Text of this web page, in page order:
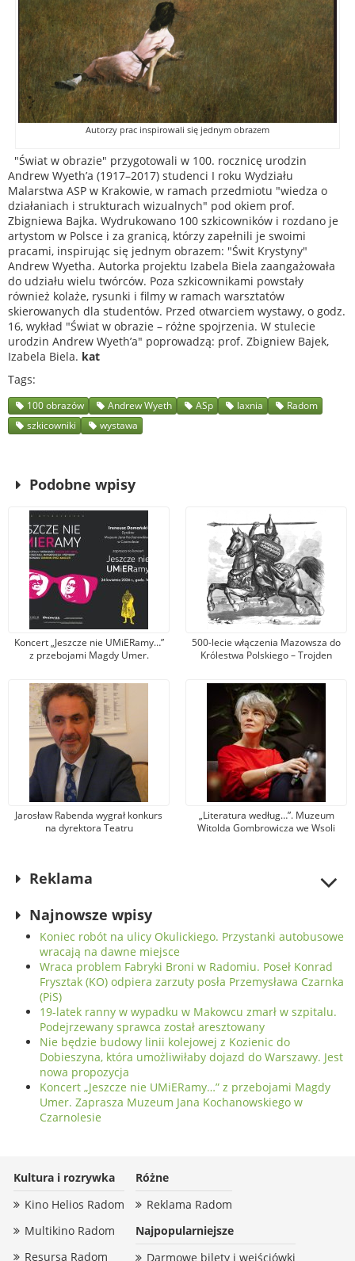
Autorzy prac inspirowali się jednym obrazem
"Świat w obrazie" przygotowali w 100. rocznicę urodzin
Andrew Wyeth’a (1917–2017) studenci I roku Wydziału
Malarstwa ASP w Krakowie, w ramach przedmiotu "wiedza o
działaniach i strukturach wizualnych" pod okiem prof.
Zbigniewa Bajka. Wydrukowano 100 szkicowników i rozdano je
artystom w Polsce i za granicą, którzy zapełnili je swoimi
pracami, inspirując się jednym obrazem: "Świt Krystyny"
Andrew Wyetha. Autorka projektu Izabela Biela zaangażowała
do udziału wielu twórców. Poza szkicownikami powstały
również kolaże, rysunki i filmy w ramach warsztatów
skierowanych dla studentów. Przed otwarciem wystawy, o godz.
16, wykład "Świat w obrazie – różne spojrzenia. W stulecie
urodzin Andrew Wyeth’a" poprowadzą: prof. Zbigniew Bajek,
Izabela Biela. kat
Tags
100 obrazów Andrew Wyeth ASp laxnia
Radom
szkicowniki
wystawa
Podobne wpisy
Koncert „Jeszcze nie UMiERamy…”
z przebojami Magdy Umer.
Kochanowskiego w Czarnolesie
500-lecie włączenia Mazowsza do
Królestwa Polskiego – Trojden
Jarosław Rabenda wygrał konkurs
na dyrektora Teatru
„Literatura według…”. Muzeum
Witolda Gombrowicza we Wsoli
Reklama
Najnowsze wpisy
Koniec robót na ulicy Okulickiego. Przystanki autobusowe
wracają na dawne miejsce
Wraca problem Fabryki Broni w Radomiu. Poseł Konrad
Frysztak (KO) odpiera zarzuty posła Przemysława Czarnka
(PiS)
19-latek ranny w wypadku w Makowcu zmarł w szpitalu.
Podejrzewany sprawca został aresztowany
Nie będzie budowy linii kolejowej z Kozienic do
Dobieszyna, która umożliwiłaby dojazd do Warszawy. Jest
nowa propozycja
Koncert „Jeszcze nie UMiERamy…” z przebojami Magdy
Umer. Zaprasza Muzeum Jana Kochanowskiego w
Czarnolesie
Kultura i rozrywka
Kino Helios Radom
Multikino Radom
Resursa Radom
Różne
Reklama Radom
Najpopularniejsze
Darmowe bilety i wejściówki